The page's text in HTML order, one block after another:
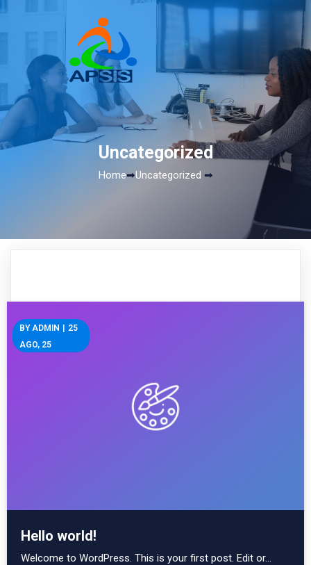
Uncategorized
Home➡Uncategorized ➡
Hello world!
BYADMIN
25
AGO, 25
Welcome to WordPress. This is your first post. Edit or…